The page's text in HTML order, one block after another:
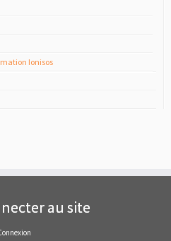
Ionisos
au site